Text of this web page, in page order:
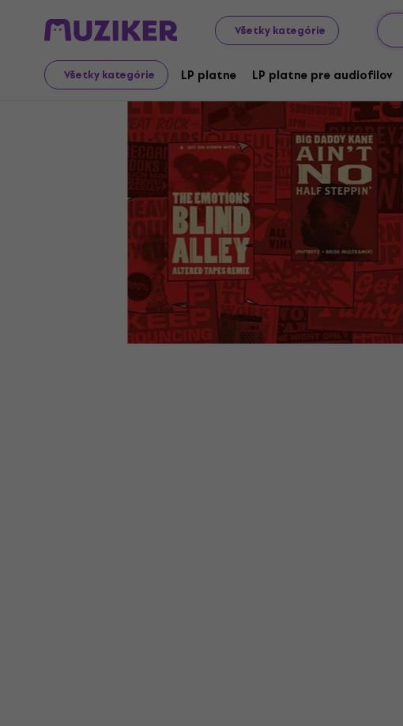
Všetky kategórie
Všetky kategórie LP platne LP platne pre audiofilov
LP platne a CD LP platne
Video
Ukončený predaj